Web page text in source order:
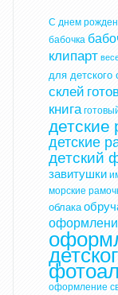
С днем
бабочка
клипарт
для детского
склей
книга
детские
детские
детский
завитушки
морские
облака
оформление